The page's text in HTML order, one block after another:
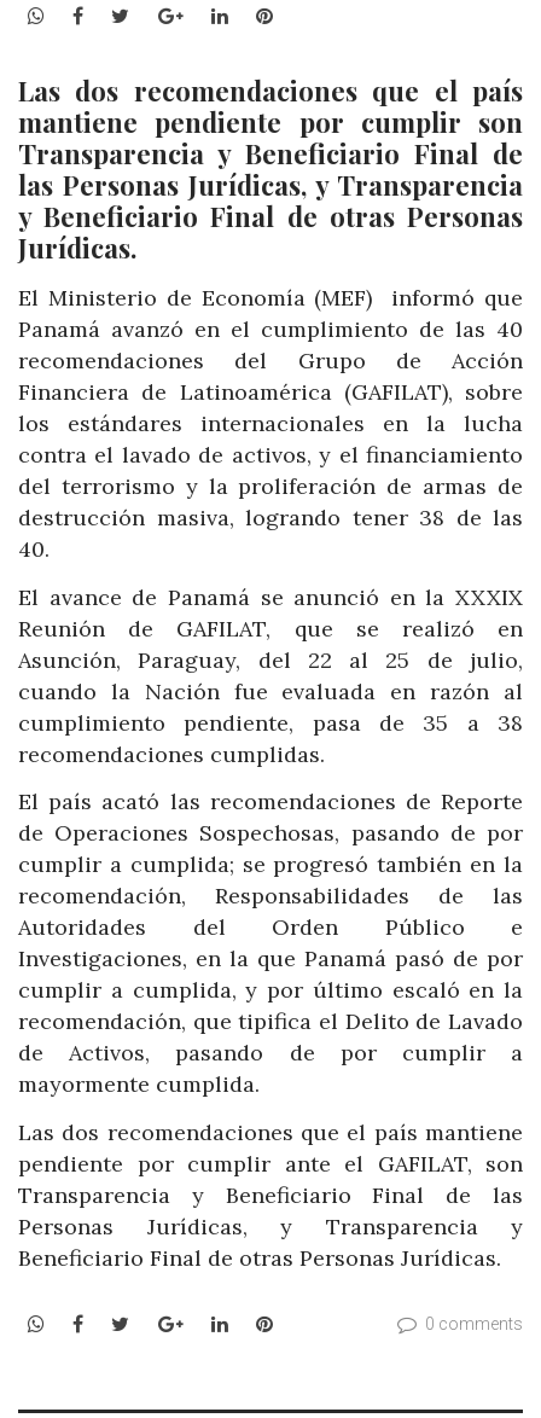
WhatsApp
Facebook
TwitterGoogle+LinkedInPinterest
Las dos recomendaciones que el país
mantiene pendiente por cumplir son
Transparencia y Beneficiario Final de
las Personas Jurídicas, y Transparencia
y Beneficiario Final de otras Personas
Jurídicas.
El Ministerio de Economía (MEF) informó que
Panamá avanzó en el cumplimiento de las 40
recomendaciones del Grupo de Acción
Financiera de Latinoamérica (GAFILAT), sobre
los estándares internacionales en la lucha
contra el lavado de activos, y el financiamiento
del terrorismo y la proliferación de armas de
destrucción masiva, logrando tener 38 de las
40.
El avance de Panamá se anunció en la XXXIX
Reunión de GAFILAT, que se realizó en
Asunción, Paraguay, del 22 al 25 de julio,
cuando la Nación fue evaluada en razón al
cumplimiento pendiente, pasa de 35 a 38
recomendaciones cumplidas.
El país acató las recomendaciones de Reporte
de Operaciones Sospechosas, pasando de por
cumplir a cumplida; se progresó también en la
recomendación, Responsabilidades de las
Autoridades del Orden Público e
Investigaciones, en la que Panamá pasó de por
cumplir a cumplida, y por último escaló en la
recomendación, que tipifica el Delito de Lavado
de Activos, pasando de por cumplir a
mayormente cumplida.
Las dos recomendaciones que el país mantiene
pendiente por cumplir ante el GAFILAT, son
Transparencia y Beneficiario Final de las
Personas Jurídicas, y Transparencia y
Beneficiario Final de otras Personas Jurídicas.
WhatsApp
Facebook
TwitterGoogle+LinkedInPinterest 0 comments